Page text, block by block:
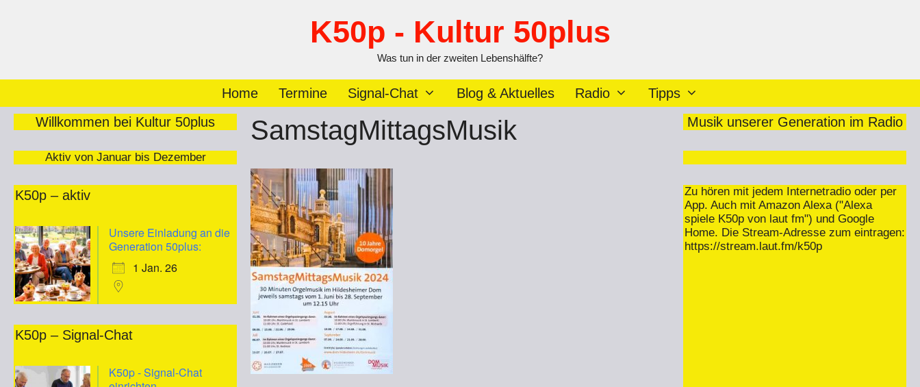
K50p - Kultur 50plus
Was tun in der zweiten Lebenshälfte?
Home Termine Signal-Chat Blog & Aktuelles Radio Tipps
SamstagMittagsMusik
Willkommen bei Kultur 50plus
Aktiv von Januar bis Dezember
K50p – aktiv
Unsere Einladung an die
Generation 50plus:
1 Jan. 26
K50p – Signal-Chat
K50p - Signal-Chat
Musik unserer Generation im Radio
Zu hören mit jedem Internetradio oder per
App. Auch mit Amazon Alexa ("Alexa
spiele K50p von laut fm") und Google
Home. Die Stream-Adresse zum eintragen:
https://stream.laut.fm/k50p